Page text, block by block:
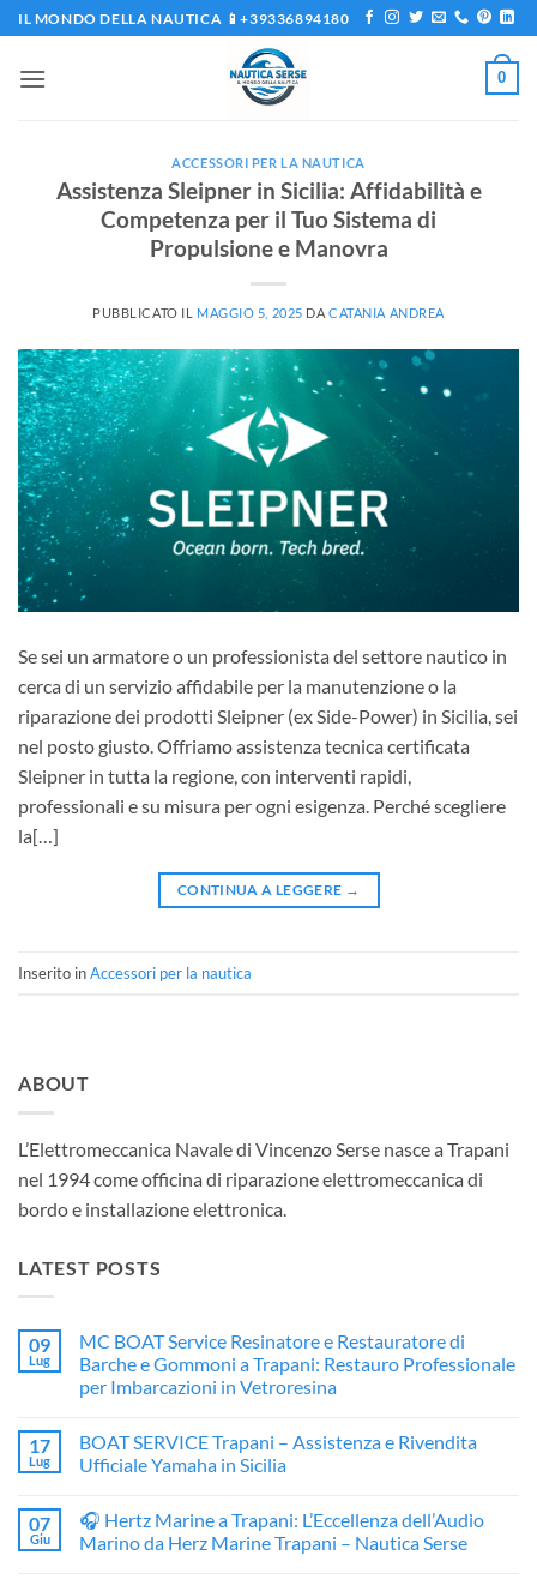
Salta
ai
contenuti
IL MONDO DELLA NAUTICA 📱+39336894180
0
ACCESSORI PER LA NAUTICA
Assistenza Sleipner in Sicilia: Affidabilità e
Competenza per il Tuo Sistema di
Propulsione e Manovra
PUBBLICATO IL MAGGIO 5, 2025 DACATANIA ANDREA
Se sei un armatore o un professionista del settore nautico in
cerca di un servizio affidabile per la manutenzione o la
riparazione dei prodotti Sleipner (ex Side-Power) in Sicilia, sei
nel posto giusto. Offriamo assistenza tecnica certificata
Sleipner in tutta la regione, con interventi rapidi,
professionali e su misura per ogni esigenza. Perché scegliere
la[…]
CONTINUA A LEGGERE →
Inserito inAccessori per la nautica
ABOUT
L’Elettromeccanica Navale di Vincenzo Serse nasce a Trapani
nel 1994 come officina di riparazione elettromeccanica di
bordo e installazione elettronica.
LATEST POSTS
09
Lug
MC BOAT Service Resinatore e Restauratore di
Barche e Gommoni a Trapani: Restauro Professionale
per Imbarcazioni in Vetroresina
su
MC
BOAT
e
Restauratore
di
17
Lug
BOAT SERVICE Trapani – Assistenza e Rivendita
Ufficiale Yamaha in Sicilia
su
BOAT
SERVICE
07
Giu
🎧 Hertz Marine a Trapani: L’Eccellenza dell’Audio
Marino da Herz Marine Trapani – Nautica Serse